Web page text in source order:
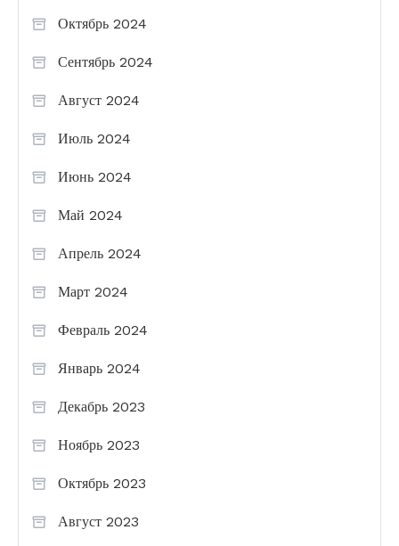
Октябрь 2024
Сентябрь 2024
Август 2024
Июль 2024
Июнь 2024
Май 2024
Апрель 2024
Март 2024
Февраль 2024
Январь 2024
Декабрь 2023
Ноябрь 2023
Октябрь 2023
Август 2023